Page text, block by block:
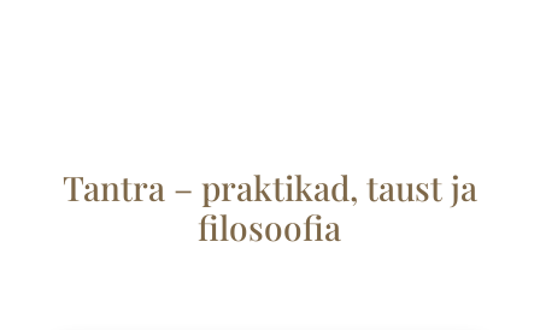
Tantra – praktikad, taust ja
filosoofia